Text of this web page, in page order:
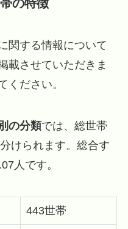
の特徴
関する情報について
載させていただきま
ください。
の分類では、総世帯
けられます。総合す
人です。
443世帯